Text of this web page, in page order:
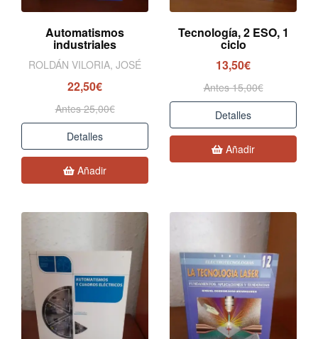
Automatismos
industriales
ROLDÁN VILORIA, JOSÉ
22,50€
Antes 25,00€
Detalles
Añadir
Tecnología, 2 ESO, 1
ciclo
13,50€
Antes 15,00€
Detalles
Añadir